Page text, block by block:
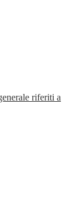
riferiti a